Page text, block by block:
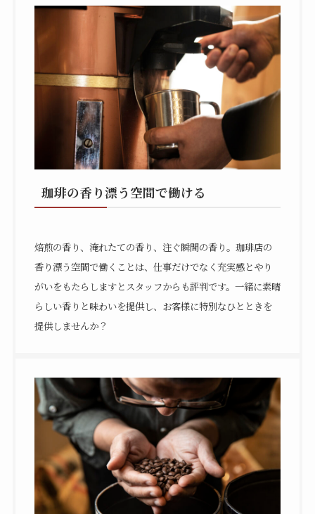
珈琲の香り漂う空間で働ける
焙煎の香り、淹れたての香り、注ぐ瞬間の香り。珈琲店の
香り漂う空間で働くことは、仕事だけでなく充実感とやり
がいをもたらしますとスタッフからも評判です。一緒に素晴
らしい香りと味わいを提供し、お客様に特別なひとときを
提供しませんか？